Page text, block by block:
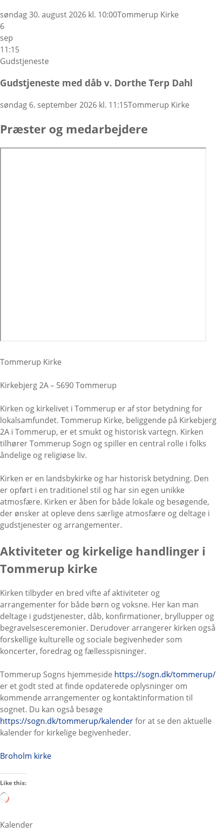
søndag 30. august 2026 kl. 10:00Tommerup Kirke
6
sep
11:15
Gudstjeneste
Gudstjeneste med dåb v. Dorthe Terp Dahl
søndag 6. september 2026 kl. 11:15Tommerup Kirke
Præster og medarbejdere
Tommerup Kirke
Kirkebjerg 2A – 5690 Tommerup
Kirken og kirkelivet i Tommerup er af stor betydning for
lokalsamfundet. Tommerup Kirke, beliggende på Kirkebjerg
2A i Tommerup, er et smukt og historisk vartegn. Kirken
tilhører Tommerup Sogn og spiller en central rolle i folks
åndelige og religiøse liv.
Kirken er en landsbykirke og har historisk betydning. Den
er opført i en traditionel stil og har sin egen unikke
atmosfære. Kirken er åben for både lokale og besøgende,
der ønsker at opleve dens særlige atmosfære og deltage i
gudstjenester og arrangementer.
Aktiviteter og kirkelige handlinger i
Tommerup kirke
Kirken tilbyder en bred vifte af aktiviteter og
arrangementer for både børn og voksne. Her kan man
deltage i gudstjenester, dåb, konfirmationer, bryllupper og
begravelsesceremonier. Derudover arrangerer kirken også
forskellige kulturelle og sociale begivenheder som
koncerter, foredrag og fællesspisninger.
Tommerup Sogns hjemmeside https://sogn.dk/tommerup/
er et godt sted at finde opdaterede oplysninger om
kommende arrangementer og kontaktinformation til
sognet. Du kan også besøge
https://sogn.dk/tommerup/kalenderfor at se den aktuelle
kalender for kirkelige begivenheder.
Broholm kirke
Like this:
L
a
Kalender